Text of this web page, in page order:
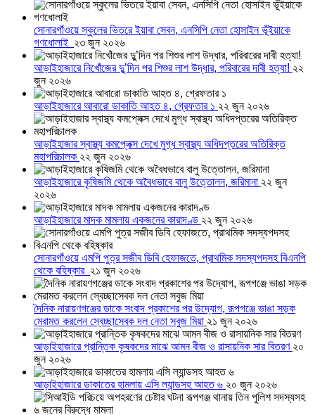
সোনারগাঁওয়ে স্কুলের ভিতরে ইয়াবা সেবন, এনসিপি নেতা হোসাইন ভূঁইয়াকে
গণধোলাই ২৩ জুন ২০২৬
আড়াইহাজারে নিখোঁজের দুু’দিন পর শিশুর লাশ উদ্ধার, পরিবারের দাবী হত্যা! ২২
জুন ২০২৬
আড়াইহাজারে আবারো ডাকাতি আহত ৪, গ্রেফতার ১ ২২ জুন ২০২৬
আড়াইহাজার স্বাস্থ্য কমপ্লেক্স দেখে মুগ্ধ স্বাস্থ্য অধিদপ্তরের অতিরিক্ত
মহাপরিচালক ২২ জুন ২০২৬
আড়াইহাজারে কৃষিজমি থেকে অবৈধভাবে বালু উত্তোলন, জরিমানা ২২ জুন
২০২৬
আড়াইহাজারে মাদক মামলায় একজনের কারাদণ্ড ২২ জুন ২০২৬
সোনারগাঁওয়ে এমপি পুত্র সজীব ডিবি হেফাজতে, প্রাথমিক সদস্যপদসহ বিএনপি
থেকে বহিষ্কার ২১ জুন ২০২৬
দৈনিক নারায়ণগঞ্জের ডাকে সংবাদ প্রকাশের পর উদ্যোগ, রূপগঞ্জে ভাঙা সড়ক
মেরামত করলেন স্বেচ্ছাসেবক দল নেতা সবুজ মিয়া ২১ জুন ২০২৬
আড়াইহাজারে প্রান্তিক কৃষকদের মাঝে আমন বীজ ও রাসায়নিক সার বিতরণ ২০
জুন ২০২৬
আড়াইহাজারে ডাকাতের হামলায় এসি ল্যান্ডসহ আহত ৬ ২০ জুন ২০২৬